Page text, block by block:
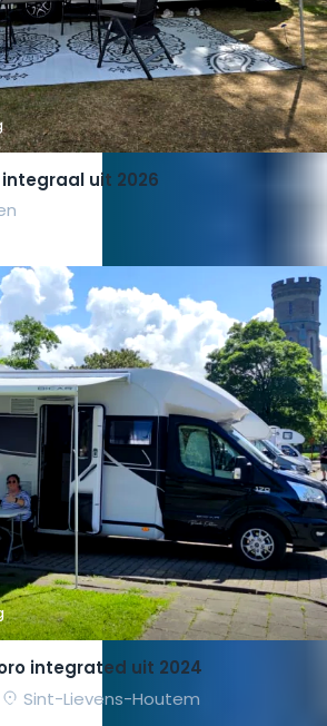
integraal uit 2026
integrated uit 2024
Sint-Lievens-Houtem